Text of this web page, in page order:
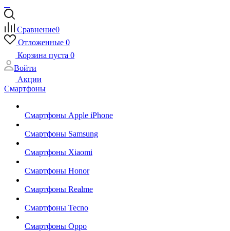
Сравнение0
Отложенные 0
Корзина пуста 0
Войти
Акции
Смартфоны
Смартфоны Apple iPhone
Смартфоны Samsung
Смартфоны Xiaomi
Смартфоны Honor
Смартфоны Realme
Смартфоны Tecno
Смартфоны Oppo